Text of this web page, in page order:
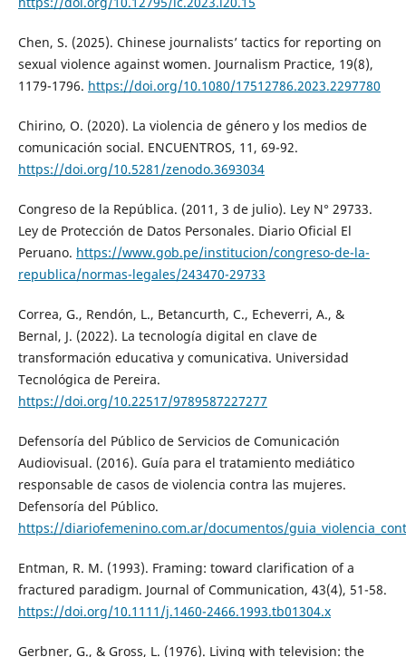
Chen, S. (2025). Chinese journalists’ tactics for reporting on
sexual violence against women. Journalism Practice, 19(8),
1179-1796. https://doi.org/10.1080/17512786.2023.2297780
Chirino, O. (2020). La violencia de género y los medios de
comunicación social. ENCUENTROS, 11, 69-92.
https://doi.org/10.5281/zenodo.3693034
Congreso de la República. (2011, 3 de julio). Ley N° 29733.
Ley de Protección de Datos Personales. Diario Oficial El
Peruano. https://www.gob.pe/institucion/congreso-de-la-
republica/normas-legales/243470-29733
Correa, G., Rendón, L., Betancurth, C., Echeverri, A., &
Bernal, J. (2022). La tecnología digital en clave de
transformación educativa y comunicativa. Universidad
Tecnológica de Pereira.
https://doi.org/10.22517/9789587227277
Defensoría del Público de Servicios de Comunicación
Audiovisual. (2016). Guía para el tratamiento mediático
responsable de casos de violencia contra las mujeres.
Defensoría del Público.
https://diariofemenino.com.ar/documentos/
Entman, R. M. (1993). Framing: toward clarification of a
fractured paradigm. Journal of Communication, 43(4), 51-58.
https://doi.org/10.1111/j.1460-2466.1993.tb01304.x
Gerbner, G., & Gross, L. (1976). Living with television: the